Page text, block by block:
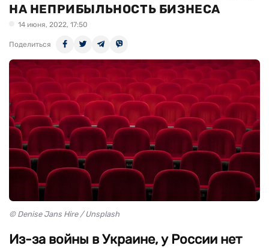
НА НЕПРИБЫЛЬНОСТЬ БИЗНЕСА
14 июня, 2022, 17:50
Поделиться
© Denise Jans Hire / Unsplash
Из-за войны в Украине, у России нет